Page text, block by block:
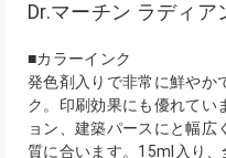
Dr.マーチン ラディア
■カラーインク
発色剤入りで非常に鮮やか
ク。印刷効果にも優れてい
ョン、建築パースにと幅広
質に合います。15ml入り、